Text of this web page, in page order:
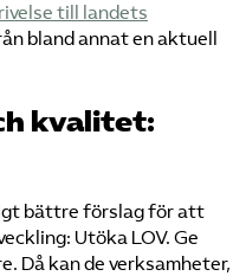
till landets
bland annat en aktuell
kvalitet:
bättre förslag för att
Utöka LOV. Ge
Då kan de verksamheter,